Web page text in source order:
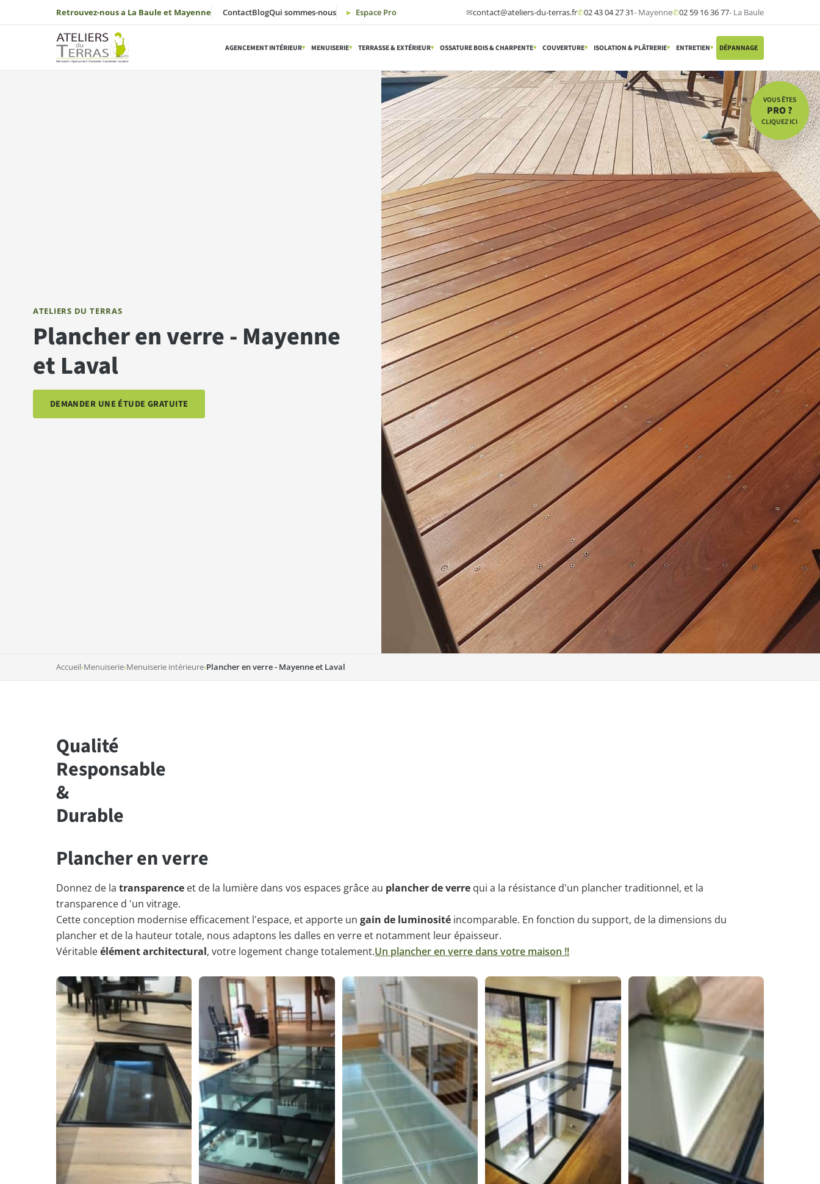
Aller au contenuRetrouvez-nous a La Baule et Mayenne ContactBlogQui sommes-nous Espace Pro ✉contact@ateliers-du-terras.fr✆02 43 04 27 31- Mayenne✆02 59 16 36 77- La Baule
AGENCEMENT INTÉRIEUR▾ MENUISERIE▾ TERRASSE & EXTÉRIEUR▾ OSSATURE BOIS & CHARPENTE▾ COUVERTURE▾ ISOLATION & PLÂTRERIE▾ ENTRETIEN▾ DÉPANNAGE
ATELIERS DU TERRAS
Plancher en verre - Mayenne
et Laval
DEMANDER UNE ÉTUDE GRATUITE
VOUS ÊTES
PRO ?
CLIQUEZ ICI
Accueil›Menuiserie›Menuiserie intérieure›Plancher en verre - Mayenne et Laval
Qualité
Responsable
&
Durable
Plancher en verre
Donnez de la transparence et de la lumière dans vos espaces grâce au plancher de verre qui a la résistance d'un plancher traditionnel, et la
transparence d 'un vitrage.
Cette conception modernise efficacement l'espace, et apporte un gain de luminosité incomparable. En fonction du support, de la dimensions du
plancher et de la hauteur totale, nous adaptons les dalles en verre et notamment leur épaisseur.
Véritableélément architectural, votre logement change totalement.Un plancher en verre dans votre maison !!